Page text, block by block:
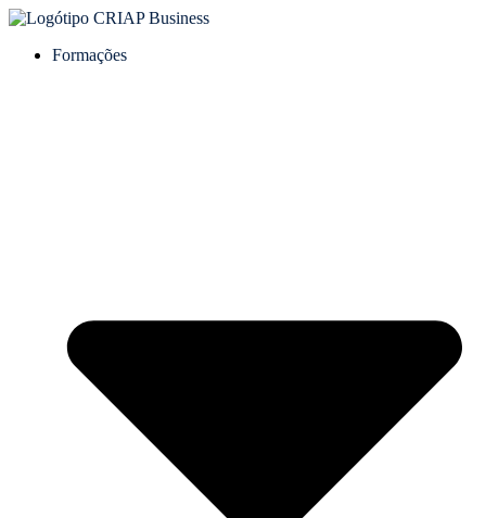
Formações